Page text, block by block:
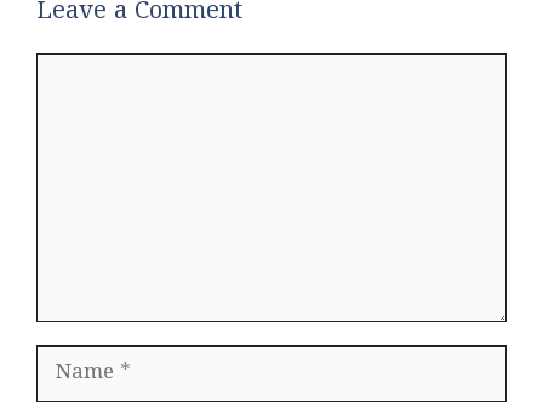
Leave a Comment
Name